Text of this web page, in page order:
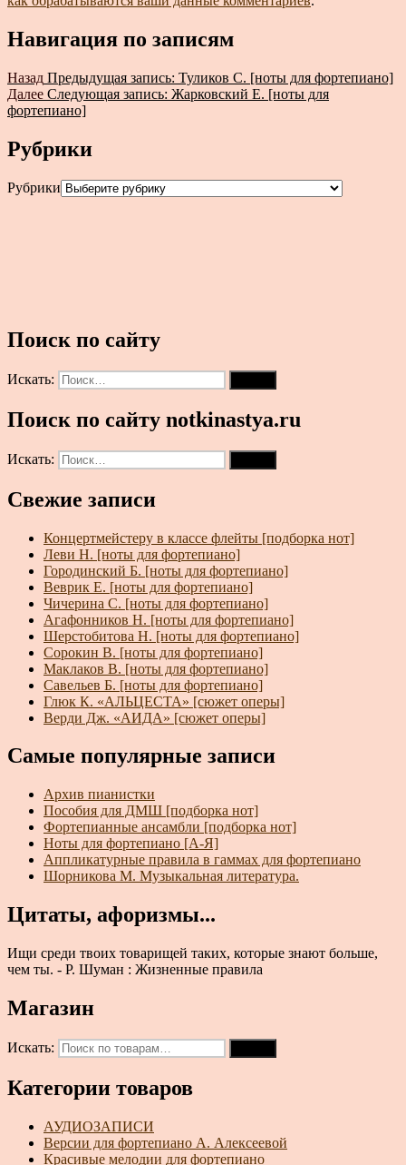
Навигация по записям
Назад Предыдущая запись: Туликов С. [ноты для фортепиано]
Далее Следующая запись: Жарковский Е. [ноты для
фортепиано]
Рубрики
Рубрики
Поиск по сайту
Искать:
Поиск по сайту notkinastya.ru
Искать:
Свежие записи
Концертмейстеру в классе флейты [подборка нот]
Леви Н. [ноты для фортепиано]
Городинский Б. [ноты для фортепиано]
Веврик Е. [ноты для фортепиано]
Чичерина С. [ноты для фортепиано]
Агафонников Н. [ноты для фортепиано]
Шерстобитова Н. [ноты для фортепиано]
Сорокин В. [ноты для фортепиано]
Маклаков В. [ноты для фортепиано]
Савельев Б. [ноты для фортепиано]
Глюк К. «АЛЬЦЕСТА» [сюжет оперы]
Верди Дж. «АИДА» [сюжет оперы]
Самые популярные записи
Архив пианистки
Пособия для ДМШ [подборка нот]
Фортепианные ансамбли [подборка нот]
Ноты для фортепиано [А-Я]
Аппликатурные правила в гаммах для фортепиано
Шорникова М. Музыкальная литература.
Цитаты, афоризмы...
Ищи среди твоих товарищей таких, которые знают больше,
чем ты. - Р. Шуман : Жизненные правила
Магазин
Искать:
Категории товаров
АУДИОЗАПИСИ
Версии для фортепиано А. Алексеевой
Красивые мелодии для фортепиано